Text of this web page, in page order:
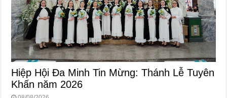
Hiệp Hội Đa Minh Tin Mừng: Thánh Lễ Tuyên
Khấn năm 2026